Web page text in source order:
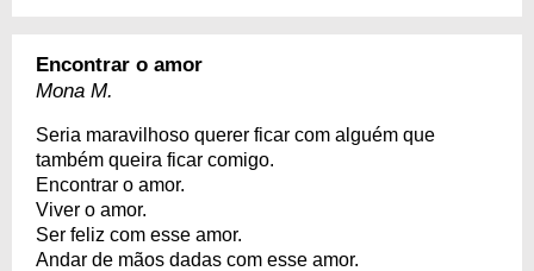
Encontrar o amor
Mona M.
Seria maravilhoso querer ficar com alguém que
também queira ficar comigo.
Encontrar o amor.
Viver o amor.
Ser feliz com esse amor.
Andar de mãos dadas com esse amor.